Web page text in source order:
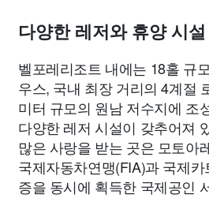
다양한 레저와 휴양 시설
벨포레리조트 내에는 18홀 규
우스, 국내 최장 거리의 4계절
미터 규모의 원남 저수지에 조
다양한 레저 시설이 갖추어져
많은 사랑을 받는 곳은 모토아
국제자동차연맹(FIA)과 국제
증을 동시에 획득한 국제공인